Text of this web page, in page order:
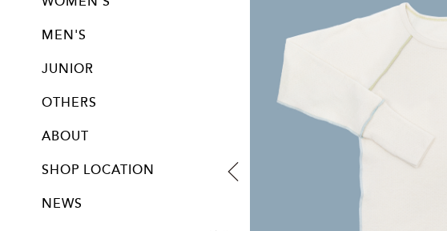
MEN'S
JUNIOR
OTHERS
ABOUT
SHOP LOCATION
NEWS